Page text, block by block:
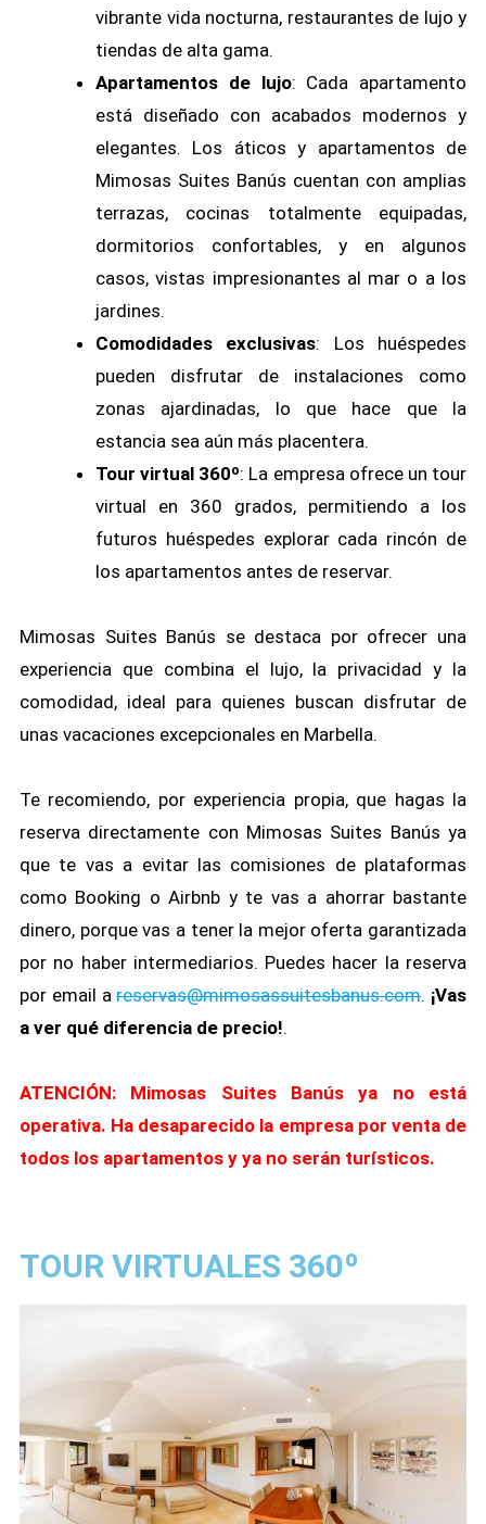
vibrante vida nocturna, restaurantes de lujo y
tiendas de alta gama.
Apartamentos de lujo: Cada apartamento
está diseñado con acabados modernos y
elegantes. Los áticos y apartamentos de
Mimosas Suites Banús cuentan con amplias
terrazas, cocinas totalmente equipadas,
dormitorios confortables, y en algunos
casos, vistas impresionantes al mar o a los
jardines.
Comodidades exclusivas: Los huéspedes
pueden disfrutar de instalaciones como
zonas ajardinadas, lo que hace que la
estancia sea aún más placentera.
Tour virtual 360º: La empresa ofrece un tour
virtual en 360 grados, permitiendo a los
futuros huéspedes explorar cada rincón de
los apartamentos antes de reservar.
Mimosas Suites Banús se destaca por ofrecer una
experiencia que combina el lujo, la privacidad y la
comodidad, ideal para quienes buscan disfrutar de
unas vacaciones excepcionales en Marbella.
Te recomiendo, por experiencia propia, que hagas la
reserva directamente con Mimosas Suites Banús ya
que te vas a evitar las comisiones de plataformas
como Booking o Airbnb y te vas a ahorrar bastante
dinero, porque vas a tener la mejor oferta garantizada
por no haber intermediarios. Puedes hacer la reserva
por email areservas@mimosassuitesbanus.com. ¡Vas
a ver qué diferencia de precio!.
ATENCIÓN: Mimosas Suites Banús ya no está
operativa. Ha desaparecido la empresa por venta de
todos los apartamentos y ya no serán turísticos.
TOUR VIRTUALES 360º